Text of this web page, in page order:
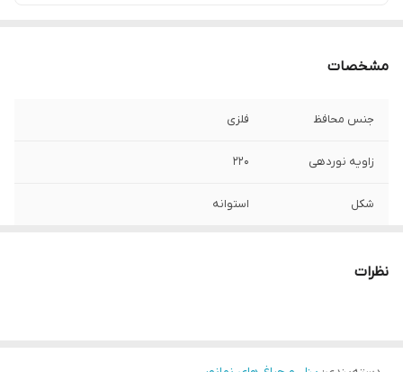
مشخصات
جنس محافظ فلزی
زاویه نوردهی 220
شکل استوانه
نظرات